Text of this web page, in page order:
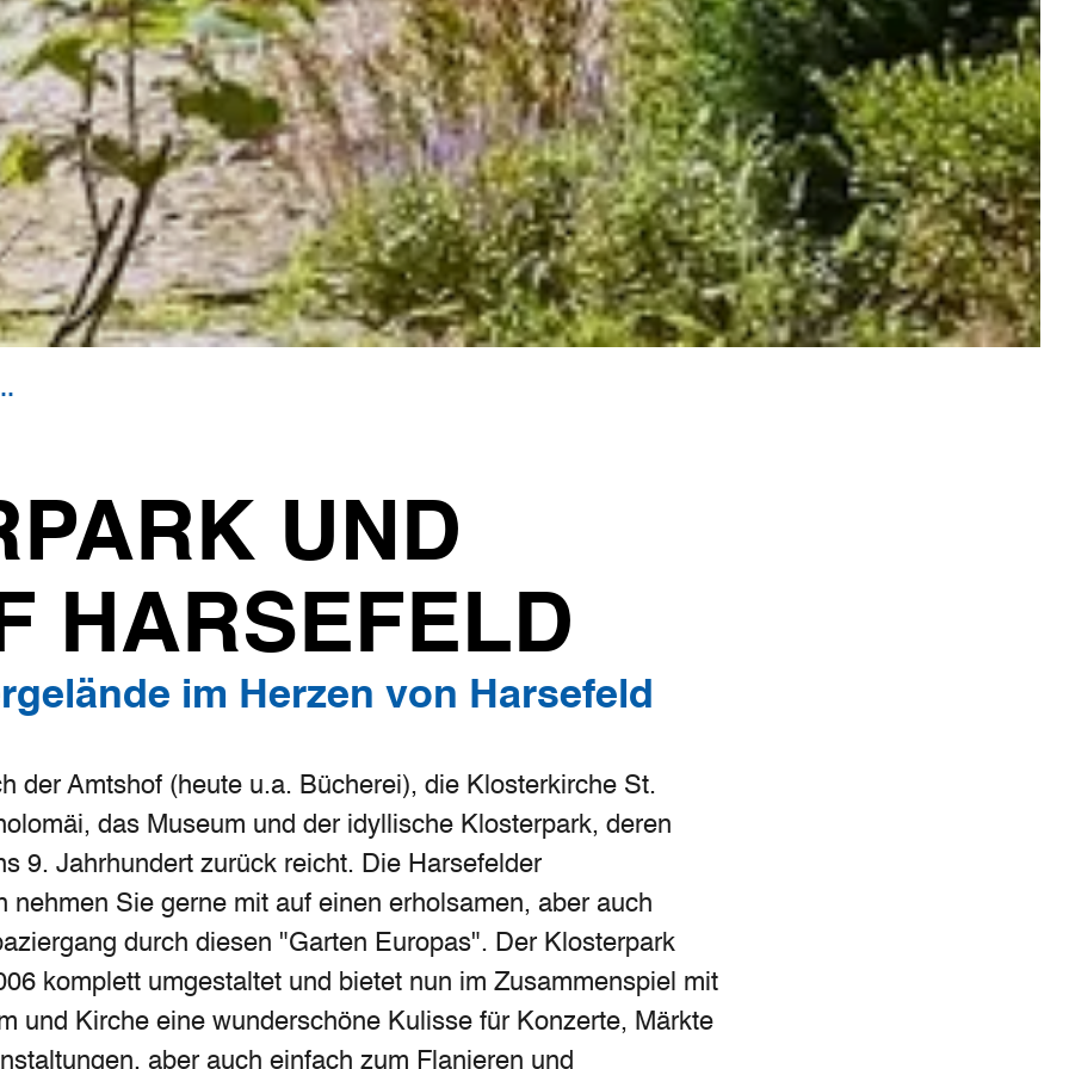
Harsefeld
UND
HARSEFELD
im Herzen von Harsefeld
der Amtshof (heute u.a. Bücherei), die Klosterkirche St.
das Museum und der idyllische Klosterpark, deren
9. Jahrhundert zurück reicht. Die Harsefelder
nehmen Sie gerne mit auf einen erholsamen, aber auch
durch diesen "Garten Europas". Der Klosterpark
komplett umgestaltet und bietet nun im Zusammenspiel mit
und Kirche eine wunderschöne Kulisse für Konzerte, Märkte
aber auch einfach zum Flanieren und